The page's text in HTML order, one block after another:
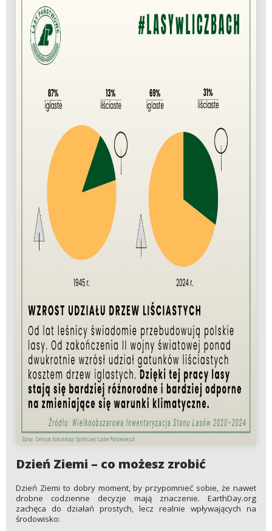
Dzień Ziemi – co możesz zrobić
Dzień Ziemi to dobry moment, by przypomnieć sobie, że nawet
drobne codzienne decyzje mają znaczenie. EarthDay.org
zachęca do działań prostych, lecz realnie wpływających na
środowisko: